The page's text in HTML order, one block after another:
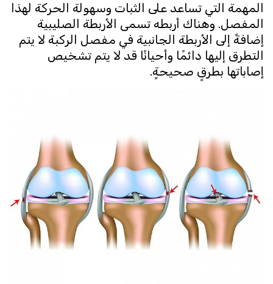
المهمة التي تساعد على الثبات وسهولة الحركة لهذا
المفصل. وهناك أربطه تسمى الأربطة الصليبية
إضافةً إلى الأربطة الجانبية في مفصل الركبة لا يتم
التطرق إليها دائمًا وأحيانًا قد لا يتم تشخيص
إصاباتها بطرقٍ صحيحةٍ.